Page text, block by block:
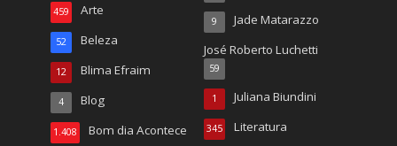
Arte
459
Beleza
52
Blima Efraim
12
Blog
4
Bom dia Acontece
1.408
Jade Matarazzo
9
José Roberto Luchetti
59
Juliana Biundini
1
Literatura
345